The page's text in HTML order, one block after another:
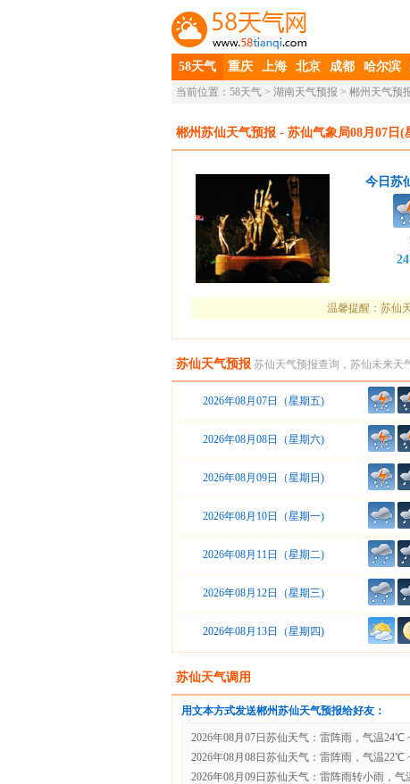
58天气 重庆 上海 北京 成都 哈尔滨
当前位置： 58天气 > 湖南天气预报 > 郴州天气预
郴州苏仙天气预报 - 苏仙气象局08月07日(
今日苏
温馨提醒：苏仙
苏仙天气预报 苏仙天气预报查询，苏仙未来天
2026年08月07日（星期五)
2026年08月08日（星期六)
2026年08月09日（星期日)
2026年08月10日（星期一)
2026年08月11日（星期二)
2026年08月12日（星期三)
2026年08月13日（星期四)
苏仙天气调用
用文本方式发送郴州苏仙天气预报给好友：
2026年08月07日苏仙天气：雷阵雨，气温24℃
2026年08月08日苏仙天气：雷阵雨，气温22℃
2026年08月09日苏仙天气：雷阵雨转小雨，